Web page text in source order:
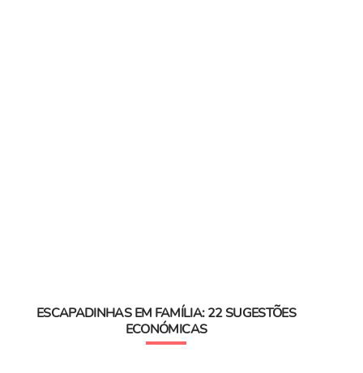
ESCAPADINHAS EM FAMÍLIA: 22 SUGESTÕES
ECONÓMICAS